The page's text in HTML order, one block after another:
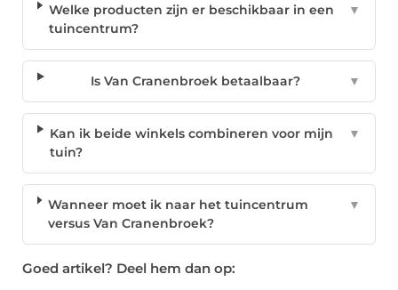
Welke producten zijn er beschikbaar in een
tuincentrum?
▼
Is Van Cranenbroek betaalbaar? ▼
Kan ik beide winkels combineren voor mijn
tuin?
▼
Wanneer moet ik naar het tuincentrum
versus Van Cranenbroek?
▼
Goed artikel? Deel hem dan op: